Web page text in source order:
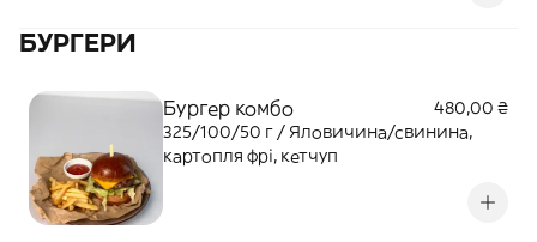
БУРГЕРИ
Бургер комбо
480,00 ₴
325/100/50 г / Яловичина/свинина,
картопля фрі, кетчуп